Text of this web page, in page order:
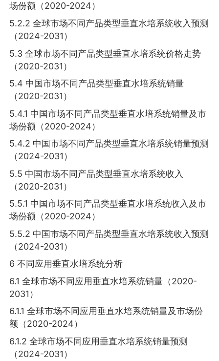
场份额（2020-2024）
5.2.2 全球市场不同产品类型垂直水培系统收入预测
（2024-2031）
5.3 全球市场不同产品类型垂直水培系统价格走势
（2020-2031）
5.4 中国市场不同产品类型垂直水培系统销量
（2020-2031）
5.4.1 中国市场不同产品类型垂直水培系统销量及市
场份额（2020-2024）
5.4.2 中国市场不同产品类型垂直水培系统销量预测
（2024-2031）
5.5 中国市场不同产品类型垂直水培系统收入
（2020-2031）
5.5.1 中国市场不同产品类型垂直水培系统收入及市
场份额（2020-2024）
5.5.2 中国市场不同产品类型垂直水培系统收入预测
（2024-2031）
6 不同应用垂直水培系统分析
6.1 全球市场不同应用垂直水培系统销量（2020-
2031）
6.1.1 全球市场不同应用垂直水培系统销量及市场份
额（2020-2024）
6.1.2 全球市场不同应用垂直水培系统销量预测
（2024-2031）